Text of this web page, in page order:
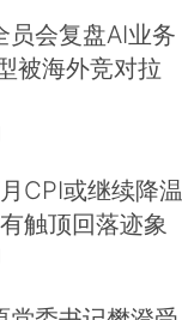
员会复盘AI业务
被海外竞对拉
CPI或继续降温
触顶回落迹象